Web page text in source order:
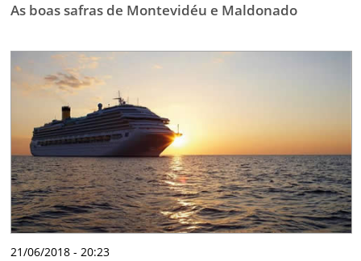
As boas safras de Montevidéu e Maldonado
21/06/2018 - 20:23